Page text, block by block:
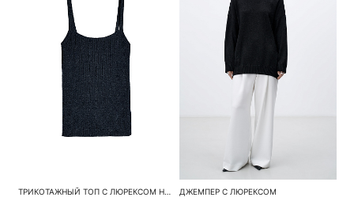
ТРИКОТАЖНЫЙ ТОП С ЛЮРЕКСОМ НА ТОНКИХ ЛЯМКАХ ДЖЕМПЕР С ЛЮРЕКСОМ